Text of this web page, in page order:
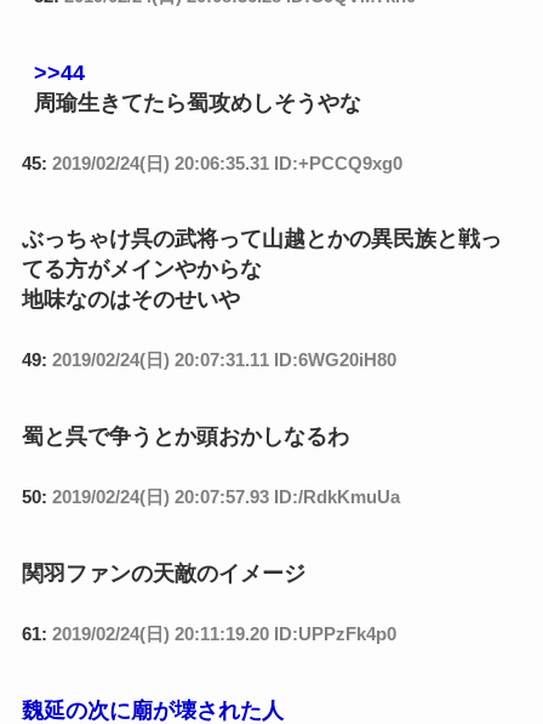
>>44
周瑜生きてたら蜀攻めしそうやな
45: 2019/02/24(日) 20:06:35.31 ID:+PCCQ9xg0
ぶっちゃけ呉の武将って山越とかの異民族と戦っ
てる方がメインやからな
地味なのはそのせいや
49: 2019/02/24(日) 20:07:31.11 ID:6WG20iH80
蜀と呉で争うとか頭おかしなるわ
50: 2019/02/24(日) 20:07:57.93 ID:/RdkKmuUa
関羽ファンの天敵のイメージ
61: 2019/02/24(日) 20:11:19.20 ID:UPPzFk4p0
魏延の次に廟が壊された人